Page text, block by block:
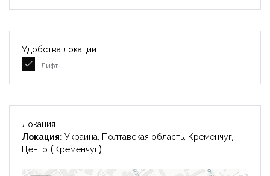
Удобства локации
Лифт
Локация
Локация: Украина, Полтавская область, Кременчуг,
Центр (Кременчуг)